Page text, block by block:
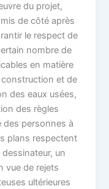
du projet,
de côté après
le respect de
nombre de
en matière
et de
des eaux usées,
des règles
des personnes à
plans respectent
un
vue de rejets
ultérieures